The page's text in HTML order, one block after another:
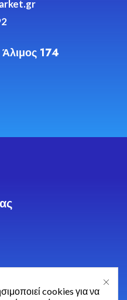
cookies για να
174